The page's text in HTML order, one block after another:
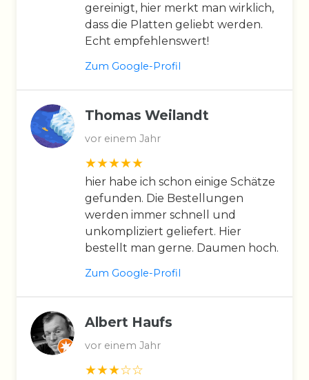
gereinigt, hier merkt man wirklich,
dass die Platten geliebt werden.
Echt empfehlenswert!
Zum Google-Profil
Thomas Weilandt
vor einem Jahr
hier habe ich schon einige Schätze
gefunden. Die Bestellungen
werden immer schnell und
unkompliziert geliefert. Hier
bestellt man gerne. Daumen hoch.
Zum Google-Profil
Albert Haufs
vor einem Jahr